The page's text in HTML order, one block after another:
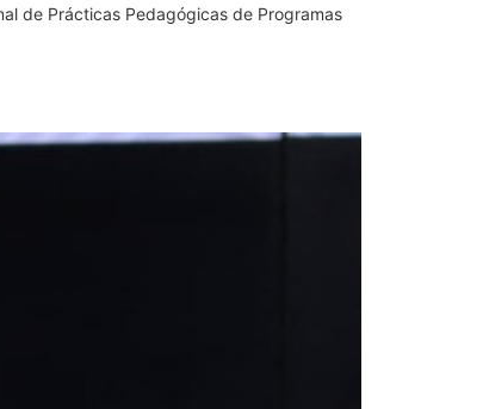
de Prácticas Pedagógicas de Programas